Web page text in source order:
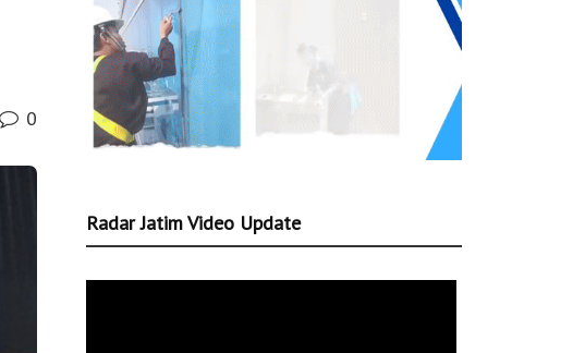
0
Radar Jatim Video Update